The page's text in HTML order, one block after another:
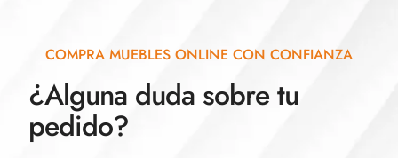
COMPRA MUEBLES ONLINE CON CONFIANZA
¿Alguna duda sobre tu
pedido?